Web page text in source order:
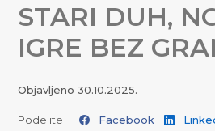
STARI DUH,
IGRE BEZ
Objavljeno 30.10.2025.
Podelite Facebook